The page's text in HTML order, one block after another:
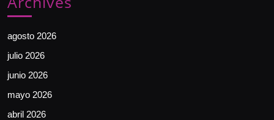
agosto 2026
julio 2026
junio 2026
mayo 2026
abril 2026